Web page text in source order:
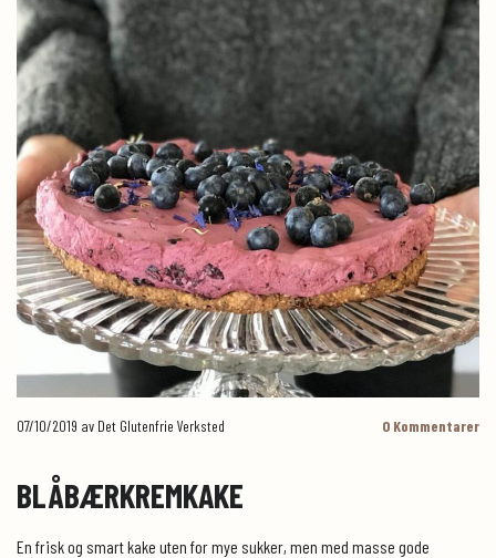
07/10/2019 av Det Glutenfrie Verksted 0 Kommentarer
BLÅBÆRKREMKAKE
En frisk og smart kake uten for mye sukker, men med masse gode